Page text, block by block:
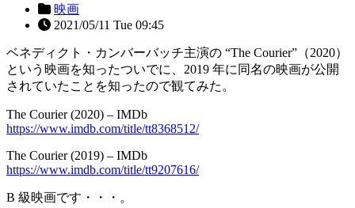
映画
2021/05/11 Tue 09:45
ベネディクト・カンバーバッチ主演の “The Courier”（2020）
という映画を知ったついでに、2019 年に同名の映画が公開
されていたことを知ったので観てみた。
The Courier (2020) – IMDb
https://www.imdb.com/title/tt8368512/
The Courier (2019) – IMDb
https://www.imdb.com/title/tt9207616/
B 級映画です・・・。